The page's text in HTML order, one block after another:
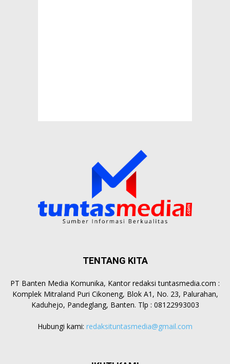
TENTANG KITA
PT Banten Media Komunika, Kantor redaksi tuntasmedia.com :
Komplek Mitraland Puri Cikoneng, Blok A1, No. 23, Palurahan,
Kaduhejo, Pandeglang, Banten. Tlp : 08122993003
Hubungi kami: redaksituntasmedia@gmail.com